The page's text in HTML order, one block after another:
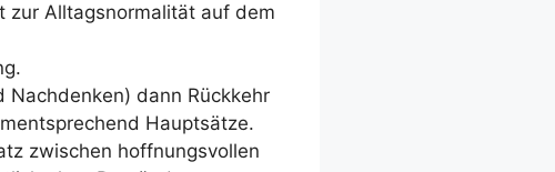
zur Alltagsnormalität auf dem
dann Rückkehr
Hauptsätze.
zwischen hoffnungsvollen